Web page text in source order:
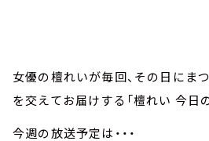
TBS Podcast
お知らせ
女優の檀れいが毎回、その日にま
を交えてお届けする「檀れい 今日
今週の放送予定は・・・